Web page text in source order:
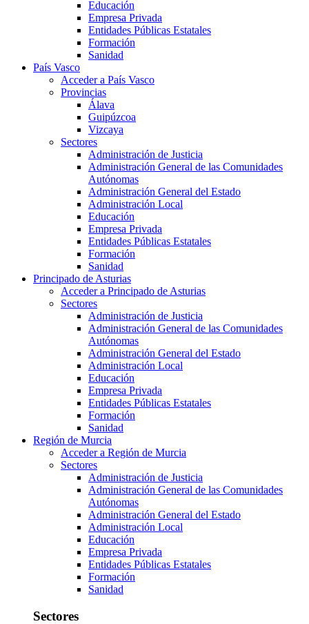
Educación
Empresa Privada
Entidades Públicas Estatales
Formación
Sanidad
País Vasco
Acceder a País Vasco
Provincias
Álava
Guipúzcoa
Vizcaya
Sectores
Administración de Justicia
Administración General de las Comunidades
Autónomas
Administración General del Estado
Administración Local
Educación
Empresa Privada
Entidades Públicas Estatales
Formación
Sanidad
Principado de Asturias
Acceder a Principado de Asturias
Sectores
Administración de Justicia
Administración General de las Comunidades
Autónomas
Administración General del Estado
Administración Local
Educación
Empresa Privada
Entidades Públicas Estatales
Formación
Sanidad
Región de Murcia
Acceder a Región de Murcia
Sectores
Administración de Justicia
Administración General de las Comunidades
Autónomas
Administración General del Estado
Administración Local
Educación
Empresa Privada
Entidades Públicas Estatales
Formación
Sanidad
Sectores